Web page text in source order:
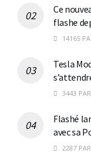
Ce
flashe
14165
Tesla
3443
Flashé
avec sa
2287